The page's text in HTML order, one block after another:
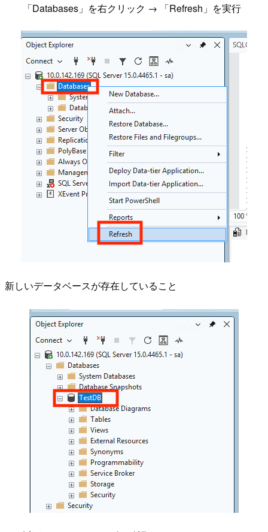
「Databases」を右クリック → 「Refresh」を実行
新しいデータベースが存在していること